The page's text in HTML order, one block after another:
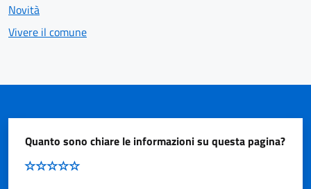
Novità
Vivere il comune
Quanto sono chiare le informazioni su questa pagina?